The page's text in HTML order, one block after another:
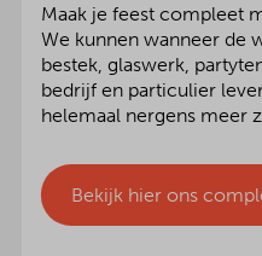
Maak je feest compleet
We kunnen wanneer de
bestek, glaswerk,
bedrijf en particulier
helemaal nergens meer
Bekijk hier ons